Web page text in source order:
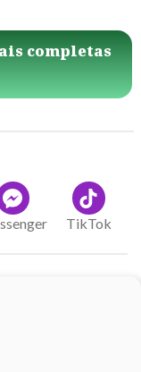
completas
TikTok